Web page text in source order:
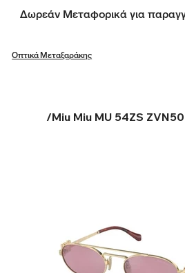
Δωρεάν Μεταφορικά για
Οπτικά Μεταξαράκης
/Miu Miu MU 54ZS